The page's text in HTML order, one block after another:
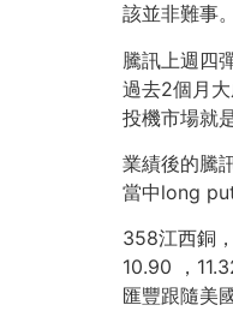
該並非難事
騰訊上週四
過去2個月
投機市場就
業績後的騰
當中long
358江西銅
10.90 ，
匯豐跟隨美